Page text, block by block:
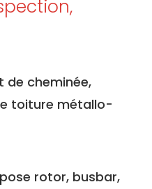
de cheminée,
toiture métallo-
rotor, busbar,